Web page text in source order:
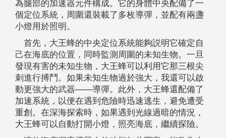
為腿部的加速器元件構成。它的身體中央配備了一
個定位系統，周圍還裝載了多枚導彈，並配有兩盞
小燈用於照明。
首先，大王蜂的中央定位系統能夠説明它確定自
己在海底的位置，同時監測周圍的未知生物。一旦
發現有害的未知生物，大王蜂可以利用它那三根尖
刺進行搏鬥。如果未知生物過於強大，我還可以啟
動更強大的武器——導彈。此外，大王蜂還配備了
加速系統，以便在遇到危險時迅速逃生，避免遭受
重創。在深海探索時，如果遇到光線過暗的情況，
大王蜂可以自動打開小燈，照亮海底，繼續探險。